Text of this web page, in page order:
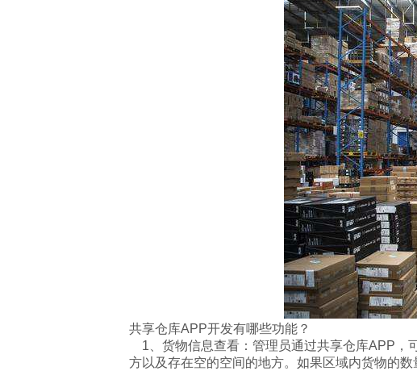
共享仓库APP开发有哪些功能？
1、货物信息查看：管理员通过共享仓库APP，
方以及存在空的空间的地方。如果区域内货物的